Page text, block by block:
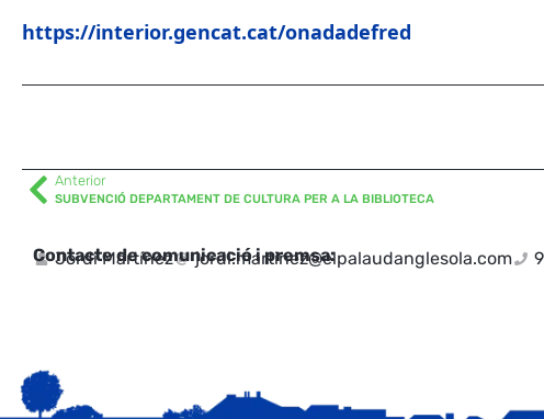
https://interior.gencat.cat/onadadefred
Anterior
SUBVENCIÓ DEPARTAMENT DE CULTURA PER A LA BIBLIOTECA
Contacte de comunicació i premsa:
Jordi Martínez jordi.martinez@elpalaudanglesola.com